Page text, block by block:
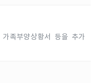
족부양상황서 등을 추가